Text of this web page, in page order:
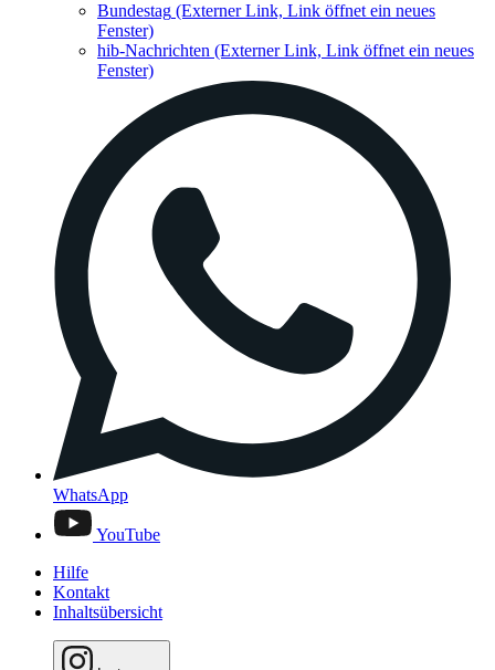
Bundestag (Externer Link, Link öffnet ein neues
Fenster)
hib-Nachrichten (Externer Link, Link öffnet ein neues
Fenster)
WhatsApp
YouTube
Hilfe
Kontakt
Inhaltsübersicht